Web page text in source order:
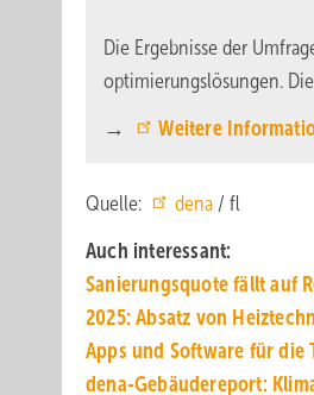
Die Ergebnisse der
optimierungslösungen.
→
Weitere
Quelle: dena / fl
Auch interessant:
Sanierungsquote fällt auf
2025: Absatz von
Apps und Soft­ware für die
dena-Gebäudereport: